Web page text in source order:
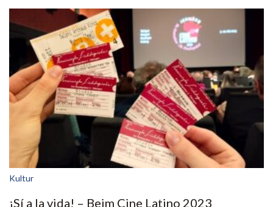
Kultur
¡Sí a la vida! – Beim Cine Latino 2023